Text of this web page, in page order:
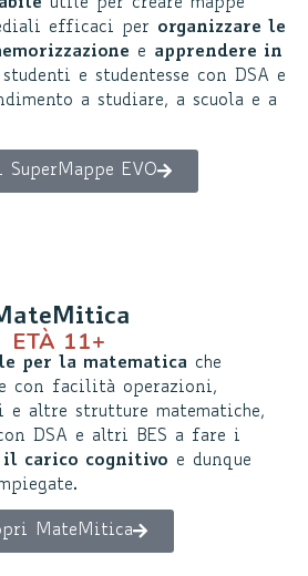
utile per creare mappe
efficaci per organizzare le
e apprendere in
e studentesse con DSA e
a studiare, a scuola e a
SuperMappe EVO
ETÀ 11+​
per la matematica che
con facilità operazioni,
e altre strutture matematiche,
DSA e altri BES a fare i
il carico cognitivo e dunque
MateMitica